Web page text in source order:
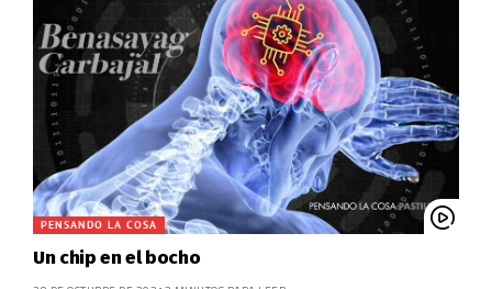
PENSANDO LA COSA
Un chip en el bocho